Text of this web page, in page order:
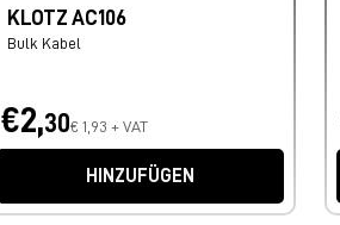
KLOTZ AC106
Bulk Kabel
€2,30€ 1,93 + VAT
HINZUFÜGEN